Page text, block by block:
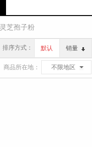
灵芝孢子粉
排序方式： 默认 销量
商品所在地： 不限地区